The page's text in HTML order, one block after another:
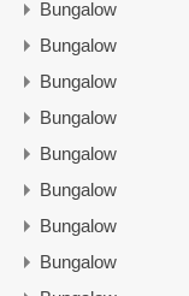
Bungalow
Bungalow
Bungalow
Bungalow
Bungalow
Bungalow
Bungalow
Bungalow